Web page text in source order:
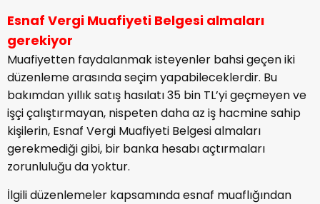
Esnaf Vergi Muafiyeti Belgesi almaları
gerekiyor
Muafiyetten faydalanmak isteyenler bahsi geçen iki
düzenleme arasında seçim yapabileceklerdir. Bu
bakımdan yıllık satış hasılatı 35 bin TL’yi geçmeyen ve
işçi çalıştırmayan, nispeten daha az iş hacmine sahip
kişilerin, Esnaf Vergi Muafiyeti Belgesi almaları
gerekmediği gibi, bir banka hesabı açtırmaları
zorunluluğu da yoktur.
İlgili düzenlemeler kapsamında esnaf muaflığından